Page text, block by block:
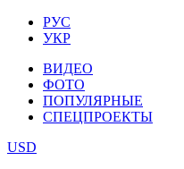
РУС
УКР
ВИДЕО
ФОТО
ПОПУЛЯРНЫЕ
СПЕЦПРОЕКТЫ
USD